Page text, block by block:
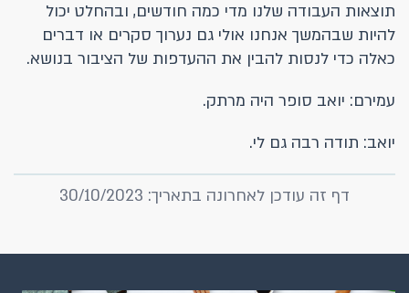
תוצאות העבודה שלנו מדי כמה חודשים, ובהחלט יכול
להיות שבהמשך אנחנו אולי גם נערוך סקרים או דברים
כאלה כדי לנסות להבין את ההעדפות של הציבור בנושא.
עמירם: יואב סופר היה מרתק.
יואב: תודה רבה גם לי.
דף זה עודכן לאחרונה בתאריך: 30/10/2023